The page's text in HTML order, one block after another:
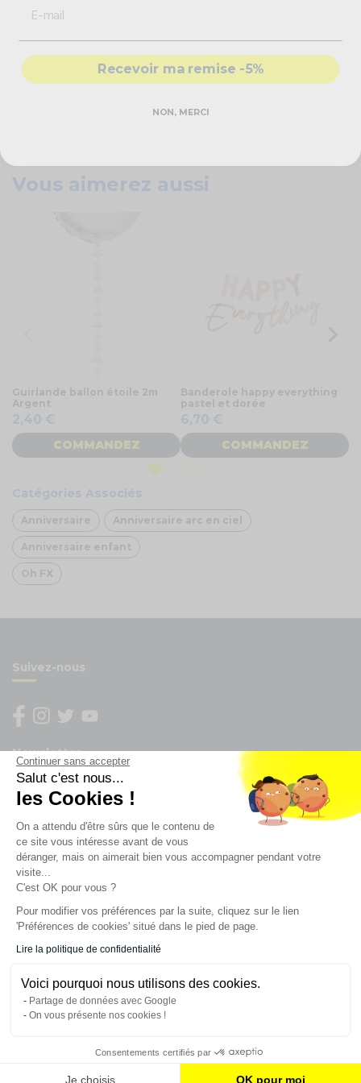
Continuer sans accepter
Salut c'est nous...
les Cookies !
On a attendu d'être sûrs que le contenu de
ce site vous intéresse avant de vous
déranger, mais on aimerait bien vous accompagner pendant votre
visite...
C'est OK pour vous ?
Pour modifier vos préférences par la suite, cliquez sur le lien
'Préférences de cookies' situé dans le pied de page.
Lire la politique de confidentialité
Voici pourquoi nous utilisons des cookies.
Partage de données avec Google
On vous présente nos cookies !
Consentements certifiés par
Je choisis OK pour moi
AJOUTER AU PANIER
pour finir la décoration !
Caractéristiques techniques
Vous aimerez aussi
Guirlande ballon étoile 2m
Argent
2,40 €
COMMANDEZ
Banderole happy everything
pastel et dorée
6,70 €
COMMANDEZ
Catégories Associés
Anniversaire Anniversaire arc en ciel
Anniversaire enfant
Oh FX
Suivez-nous
Newsletter
Enregistrez vous à la newsletter
Restez à l'actualité sur nos produits et les offres du
moment
NOS SERVICES
INFORMATIONS
CONTACT
Recevoir ma remise -5%
NON, MERCI